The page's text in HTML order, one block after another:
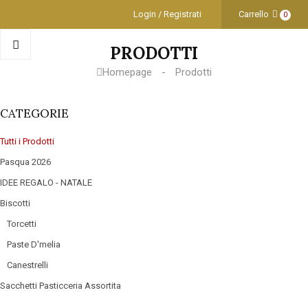
Login / Registrati Carrello 0
PRODOTTI
Homepage Prodotti
CATEGORIE
Prodotti
Pasqua 2026
IDEE REGALO - NATALE
Biscotti
Torcetti
Paste D'melia
Canestrelli
Sacchetti Pasticceria Assortita